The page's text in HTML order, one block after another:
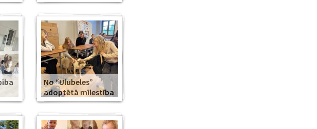
No “Ulubeles”
adoptētā mīlestība